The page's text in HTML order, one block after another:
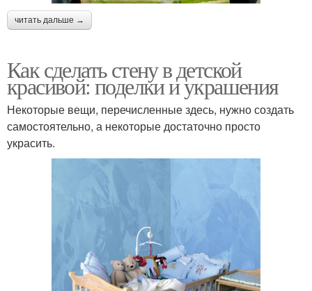
читать дальше →
Как сделать стену в детской
красивой: поделки и украшения
Некоторые вещи, перечисленные здесь, нужно создать
самостоятельно, а некоторые достаточно просто
украсить.